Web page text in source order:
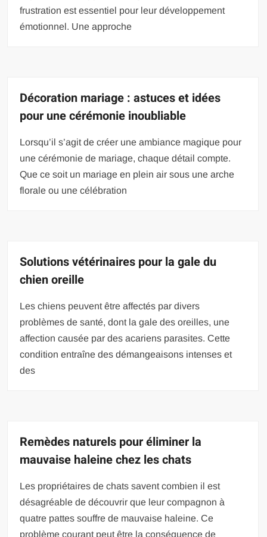
frustration est essentiel pour leur développement
émotionnel. Une approche
Décoration mariage : astuces et idées
pour une cérémonie inoubliable
Lorsqu’il s’agit de créer une ambiance magique pour
une cérémonie de mariage, chaque détail compte.
Que ce soit un mariage en plein air sous une arche
florale ou une célébration
Solutions vétérinaires pour la gale du
chien oreille
Les chiens peuvent être affectés par divers
problèmes de santé, dont la gale des oreilles, une
affection causée par des acariens parasites. Cette
condition entraîne des démangeaisons intenses et
des
Remèdes naturels pour éliminer la
mauvaise haleine chez les chats
Les propriétaires de chats savent combien il est
désagréable de découvrir que leur compagnon à
quatre pattes souffre de mauvaise haleine. Ce
problème courant peut être la conséquence de